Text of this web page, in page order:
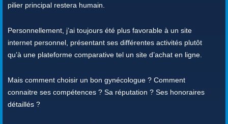
pilier principal restera humain.
Personnellement, j’ai toujours été plus favorable à un site
internet personnel, présentant ses différentes activités plutôt
qu’à une plateforme comparative tel un site d’achat en ligne.
Mais comment choisir un bon gynécologue ? Comment
connaitre ses compétences ? Sa réputation ? Ses honoraires
détaillés ?